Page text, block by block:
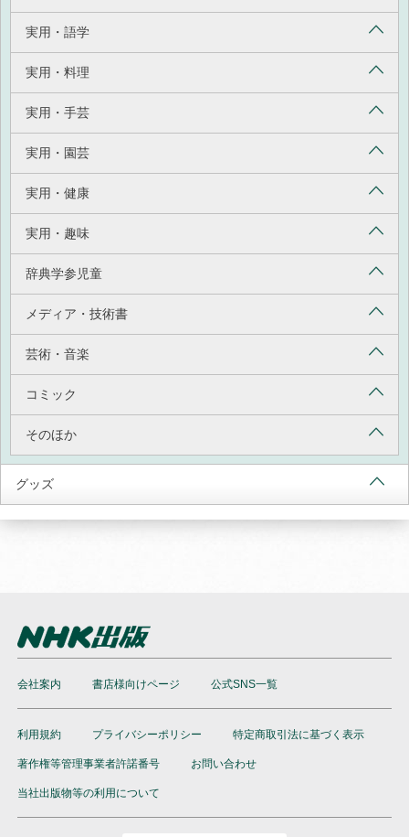
実用・語学
実用・料理
実用・手芸
実用・園芸
実用・健康
実用・趣味
辞典学参児童
メディア・技術書
芸術・音楽
コミック
そのほか
グッズ
会社案内 書店様向けページ 公式SNS一覧
利用規約 プライバシーポリシー 特定商取引法に基づく表示
著作権等管理事業者許諾番号 お問い合わせ
当社出版物等の利用について